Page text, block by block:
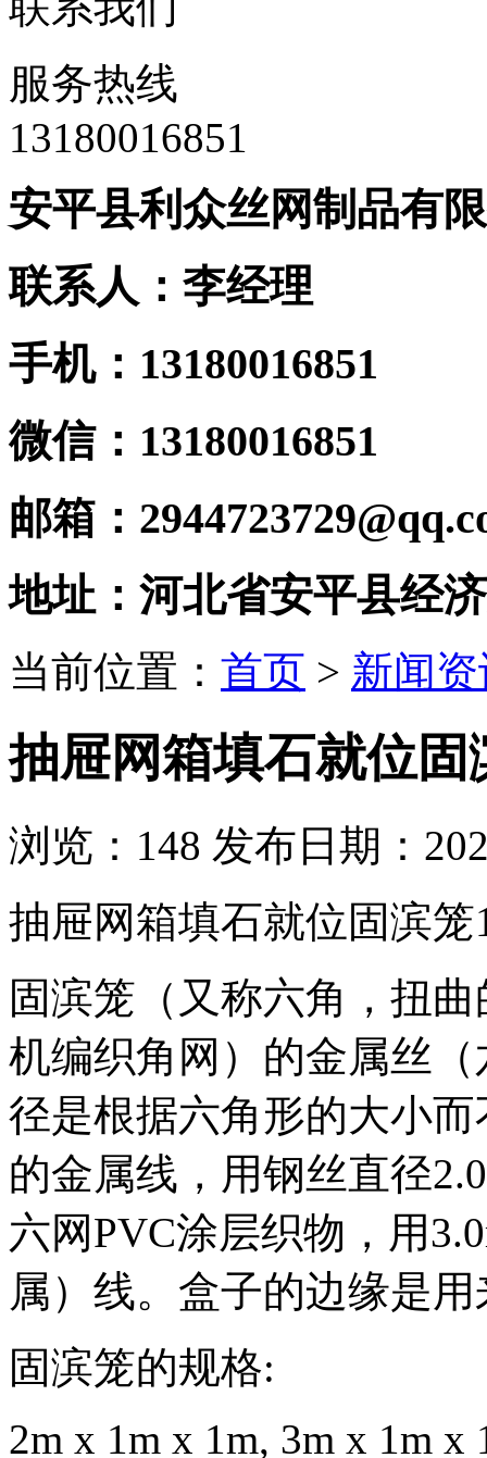
服务热线
13180016851
安平县利众丝网制品有
联系人：李经理
手机：13180016851
微信：13180016851
邮箱：
地址：河北省安平县经
当前位置： 首页 > 新闻
抽屉网箱填石就位固
浏览： 148 发布日期：
抽屉网箱填石就位固滨笼
固滨笼（又称六角，扭
机编织角网）的金属丝
径是根据六角形的大小
的金属线，用钢丝直径
六网PVC涂层织物，用
属）线。盒子的边缘是
固滨笼的规格:
2m x 1m x 1m, 3m x 1m x